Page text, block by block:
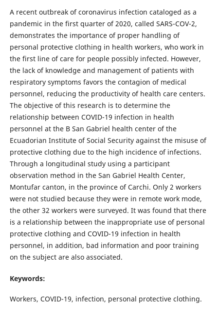
A recent outbreak of coronavirus infection cataloged as a
pandemic in the first quarter of 2020, called SARS-COV-2,
demonstrates the importance of proper handling of
personal protective clothing in health workers, who work in
the first line of care for people possibly infected. However,
the lack of knowledge and management of patients with
respiratory symptoms favors the contagion of medical
personnel, reducing the productivity of health care centers.
The objective of this research is to determine the
relationship between COVID-19 infection in health
personnel at the B San Gabriel health center of the
Ecuadorian Institute of Social Security against the misuse of
protective clothing due to the high incidence of infections.
Through a longitudinal study using a participant
observation method in the San Gabriel Health Center,
Montufar canton, in the province of Carchi. Only 2 workers
were not studied because they were in remote work mode,
the other 32 workers were surveyed. It was found that there
is a relationship between the inappropriate use of personal
protective clothing and COVID-19 infection in health
personnel, in addition, bad information and poor training
on the subject are also associated.
Keywords:
Workers, COVID-19, infection, personal protective clothing.